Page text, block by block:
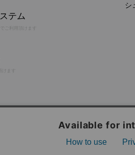
テム
ご利用頂けます
シ
特定商取引法に基づく表記 プラ